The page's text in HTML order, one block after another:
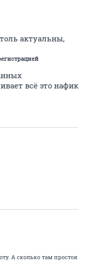
актуальны,
всё это нафик
А сколько там простоя